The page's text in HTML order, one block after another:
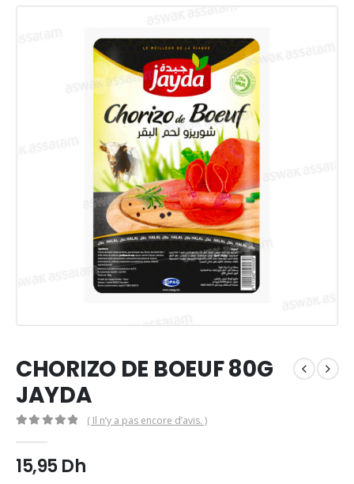
CHORIZO DE BOEUF 80G
JAYDA
( Il n’y a pas encore d’avis. )
15,95Dh